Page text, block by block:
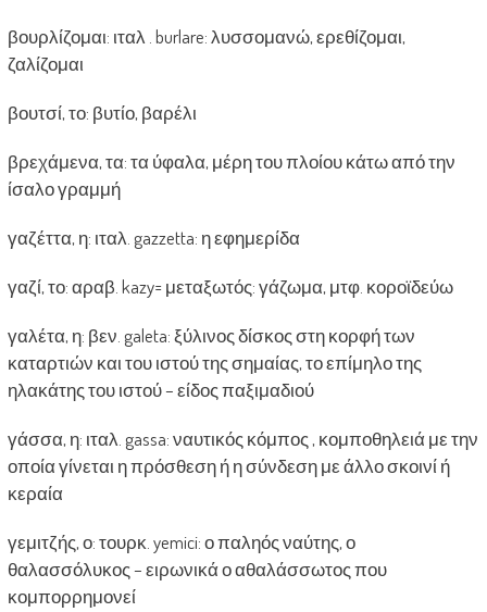
βουρλίζομαι: ιταλ . burlare: λυσσομανώ, ερεθίζομαι,
ζαλίζομαι
βουτσί, το: βυτίο, βαρέλι
βρεχάμενα, τα: τα ύφαλα, μέρη του πλοίου κάτω από την
ίσαλο γραμμή
γαζέττα, η: ιταλ. gazzetta: η εφημερίδα
γαζί, το: αραβ. kazy= μεταξωτός: γάζωμα, μτφ. κοροϊδεύω
γαλέτα, η: βεν. galeta: ξύλινος δίσκος στη κορφή των
καταρτιών και του ιστού της σημαίας, το επίμηλο της
ηλακάτης του ιστού – είδος παξιμαδιού
γάσσα, η: ιταλ. gassa: ναυτικός κόμπος , κομποθηλειά με την
οποία γίνεται η πρόσθεση ή η σύνδεση με άλλο σκοινί ή
κεραία
γεμιτζής, ο: τουρκ. yemici: ο παληός ναύτης, ο
θαλασσόλυκος – ειρωνικά ο αθαλάσσωτος που
κομπορρημονεί